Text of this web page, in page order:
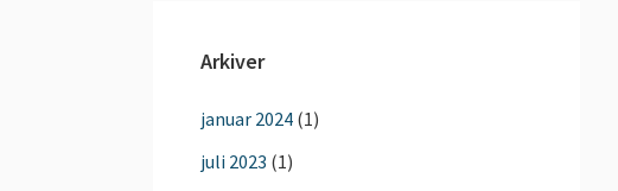
Arkiver
januar 2024 (1)
juli 2023 (1)